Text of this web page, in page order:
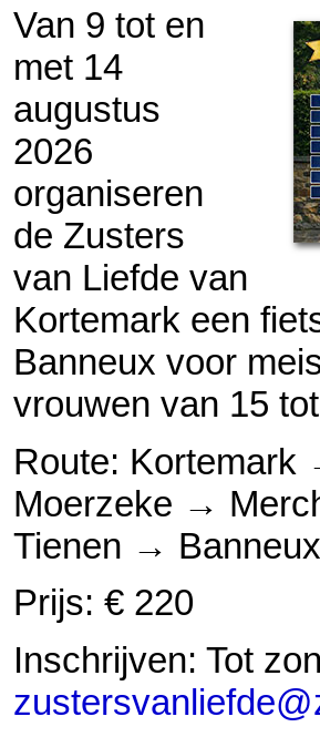
Van 9 tot en
met 14
augustus
2026
organiseren
de Zusters
van Liefde van
Kortemark een
Banneux voor
vrouwen van 15
Route:
Moerzeke →
Tienen → Banneux
Prijs: € 220
Inschrijven: Tot